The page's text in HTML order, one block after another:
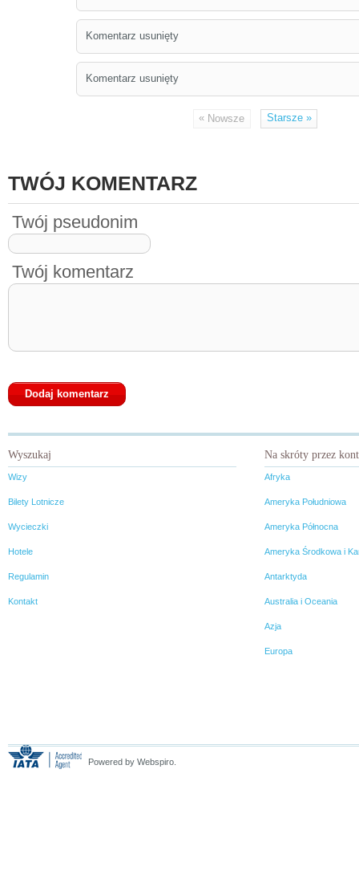
Komentarz usunięty
Komentarz usunięty
« Nowsze Starsze»
TWÓJ KOMENTARZ
Twój pseudonim
Twój komentarz
Wyszukaj
Wizy
Bilety Lotnicze
Wycieczki
Hotele
Regulamin
Kontakt
Na skróty przez
Afryka
Ameryka Południowa
Ameryka Północna
Ameryka Środkowa i
Antarktyda
Australia i Oceania
Azja
Europa
Powered by Webspiro.